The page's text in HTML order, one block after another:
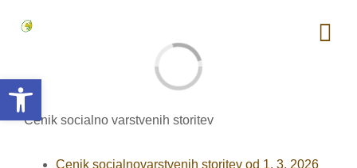
Cenik socialno varstvenih storitev
Cenik socialnovarstvenih storitev od 1. 3. 2026
Open toolbar